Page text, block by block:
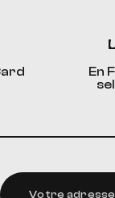
En